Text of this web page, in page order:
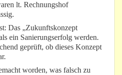
lt. Rechnungshof
Das „Zukunftskonzept
ein Sanierungserfolg werden.
geprüft, ob dieses Konzept
worden, was falsch zu